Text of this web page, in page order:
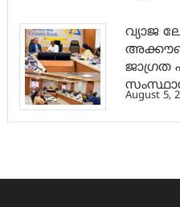
വ്യാജ
ജാ​ഗ്രത
August 5,